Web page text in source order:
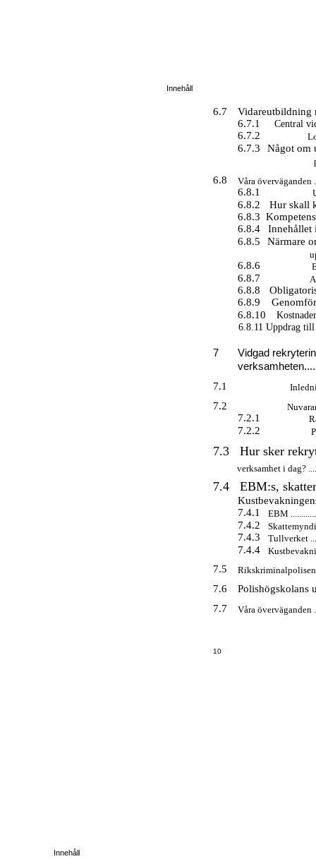
Innehåll
6.7
Vidareutbildning
6.7.1
Central
6.7.2
6.7.3 Något om
6.8 Våra överväganden
6.8.1
6.8.2
Hur skall
6.8.3
6.8.4
Innehållet
6.8.5
Närmare
6.8.6
6.8.7
6.8.8
6.8.9
6.8.10
6.8.11 Uppdrag
7
Vidgad
7.1
7.2
7.2.1
7.2.2
7.3 Hur sker
verksamhet i dag?
7.4 EBM:s,
7.4.1
EBM
7.4.2
7.4.3 Tullverket
7.4.4
7.5
7.6
Polishögskolans
7.7
Våra överväganden
10
Innehåll